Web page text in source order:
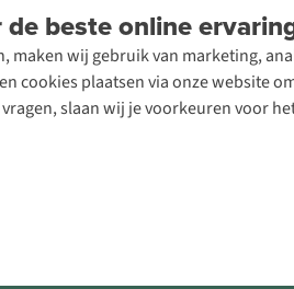
beste online
maken wij gebruik van marketing,
cookies plaatsen via onze website
slaan wij je voorkeuren voor